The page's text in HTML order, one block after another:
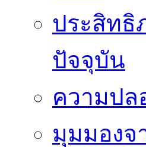
ประสิทธิ
ปัจจุบัน
ความปล
มุมมองจ